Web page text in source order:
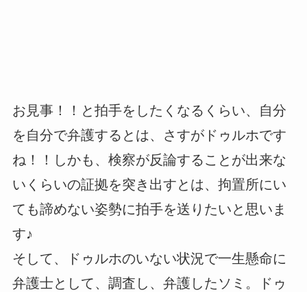
お見事！！と拍手をしたくなるくらい、自分
を自分で弁護するとは、さすがドゥルホです
ね！！しかも、検察が反論することが出来な
いくらいの証拠を突き出すとは、拘置所にい
ても諦めない姿勢に拍手を送りたいと思いま
す♪
そして、ドゥルホのいない状況で一生懸命に
弁護士として、調査し、弁護したソミ。ドゥ